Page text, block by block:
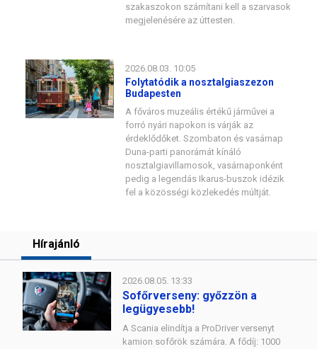
szakaszokon számítani kell a szarvasok
megjelenésére az úttesten.
2026.08.03. 10:05
Folytatódik a nosztalgiaszezon
Budapesten
A főváros muzeális értékű járművei a
forró nyári napokon is várják az
érdeklődőket. Szombaton és vasárnap
Duna-parti panorámát kínáló
nosztalgiavillamosok, vasárnaponként
pedig a legendás Ikarus-buszok idézik
fel a közösségi közlekedés múltját.
Hírajánló
2026.08.05. 13:33
Sofőrverseny: győzzön a
legügyesebb!
A Scania elindítja a ProDriver versenyt
kamion sofőrök számára. A fődíj: 1000